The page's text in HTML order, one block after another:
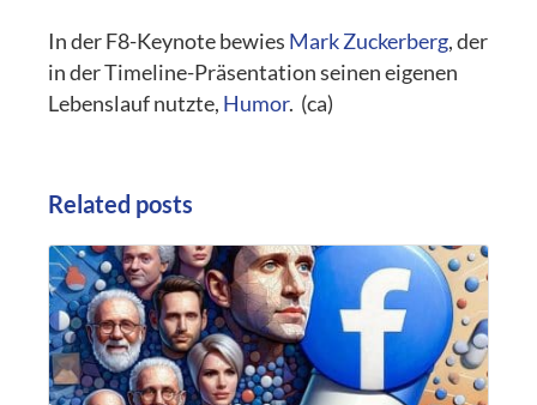
In der F8-Keynote bewies Mark Zuckerberg, der
in der Timeline-Präsentation seinen eigenen
Lebenslauf nutzte, Humor. (ca)
Related posts